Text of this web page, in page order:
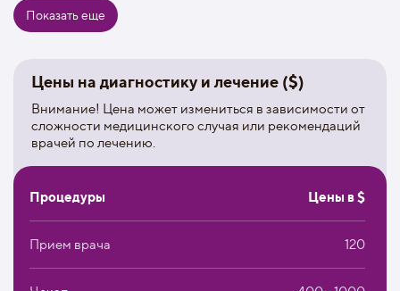
лечение онкологических заболеваний;
эндопротезирование;
В клиниках сети применяются современные методики и
оборудование, среди которых:
технология ПЭТ-КТ Discovery IQ;
Versa HD – линейный ускоритель для лучевой терапии;
ангиография;
кибер-нож.
Ежегодно в Медикане выполняется:
190 трансплантаций костного мозга;
Показать еще
Цены на диагностику и лечение ($)
Внимание! Цена может измениться в зависимости от
сложности медицинского случая или рекомендаций
врачей по лечению.
Процедуры Цены в $
Прием врача 120